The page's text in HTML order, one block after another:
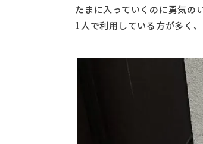
たまに入っていくのに勇気の
1人で利用している方が多く